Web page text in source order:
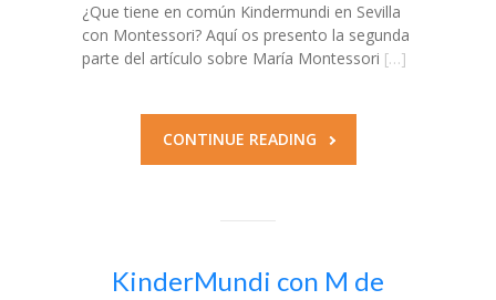
¿Que tiene en común Kindermundi en Sevilla
con Montessori? Aquí os presento la segunda
parte del artículo sobre María Montessori […]
CONTINUE READING
KinderMundi con M de